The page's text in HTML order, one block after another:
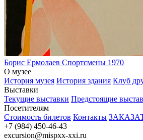
Борис Ермолаев Спортсмены 1970
О музее
История музея История здания Клуб
Выставки
Текущие выставки Предстоящие
Посетителям
Стоимость билетов Контакты
+7 (984) 450-46-43
excursion@mispxx-xxi.ru